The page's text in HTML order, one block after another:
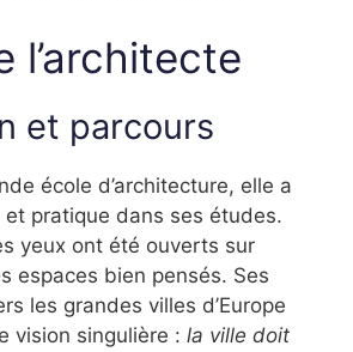
l’architecte
et parcours
école d’architecture, elle a
et pratique dans ses études.
yeux ont été ouverts sur
espaces bien pensés. Ses
les grandes villes d’Europe
vision singulière : la ville doit